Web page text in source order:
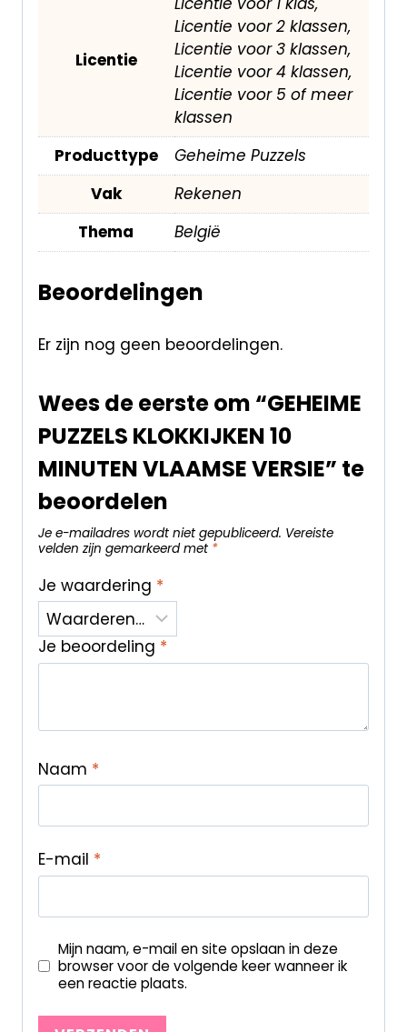
Licentie
Licentie voor 2 klassen,
Licentie voor 3 klassen,
Licentie voor 4 klassen,
Licentie voor 5 of meer
klassen
Producttype
Geheime Puzzels
Vak
Rekenen
Thema
België
Beoordelingen
Er zijn nog geen beoordelingen.
Wees de eerste om “GEHEIME
PUZZELS KLOKKIJKEN 10
MINUTEN VLAAMSE VERSIE” te
beoordelen
Je e-mailadres wordt niet gepubliceerd. Vereiste
velden zijn gemarkeerd met *
Je waardering *
Je beoordeling *
Naam *
E-mail *
Mijn naam, e-mail en site opslaan in deze
browser voor de volgende keer wanneer ik
een reactie plaats.